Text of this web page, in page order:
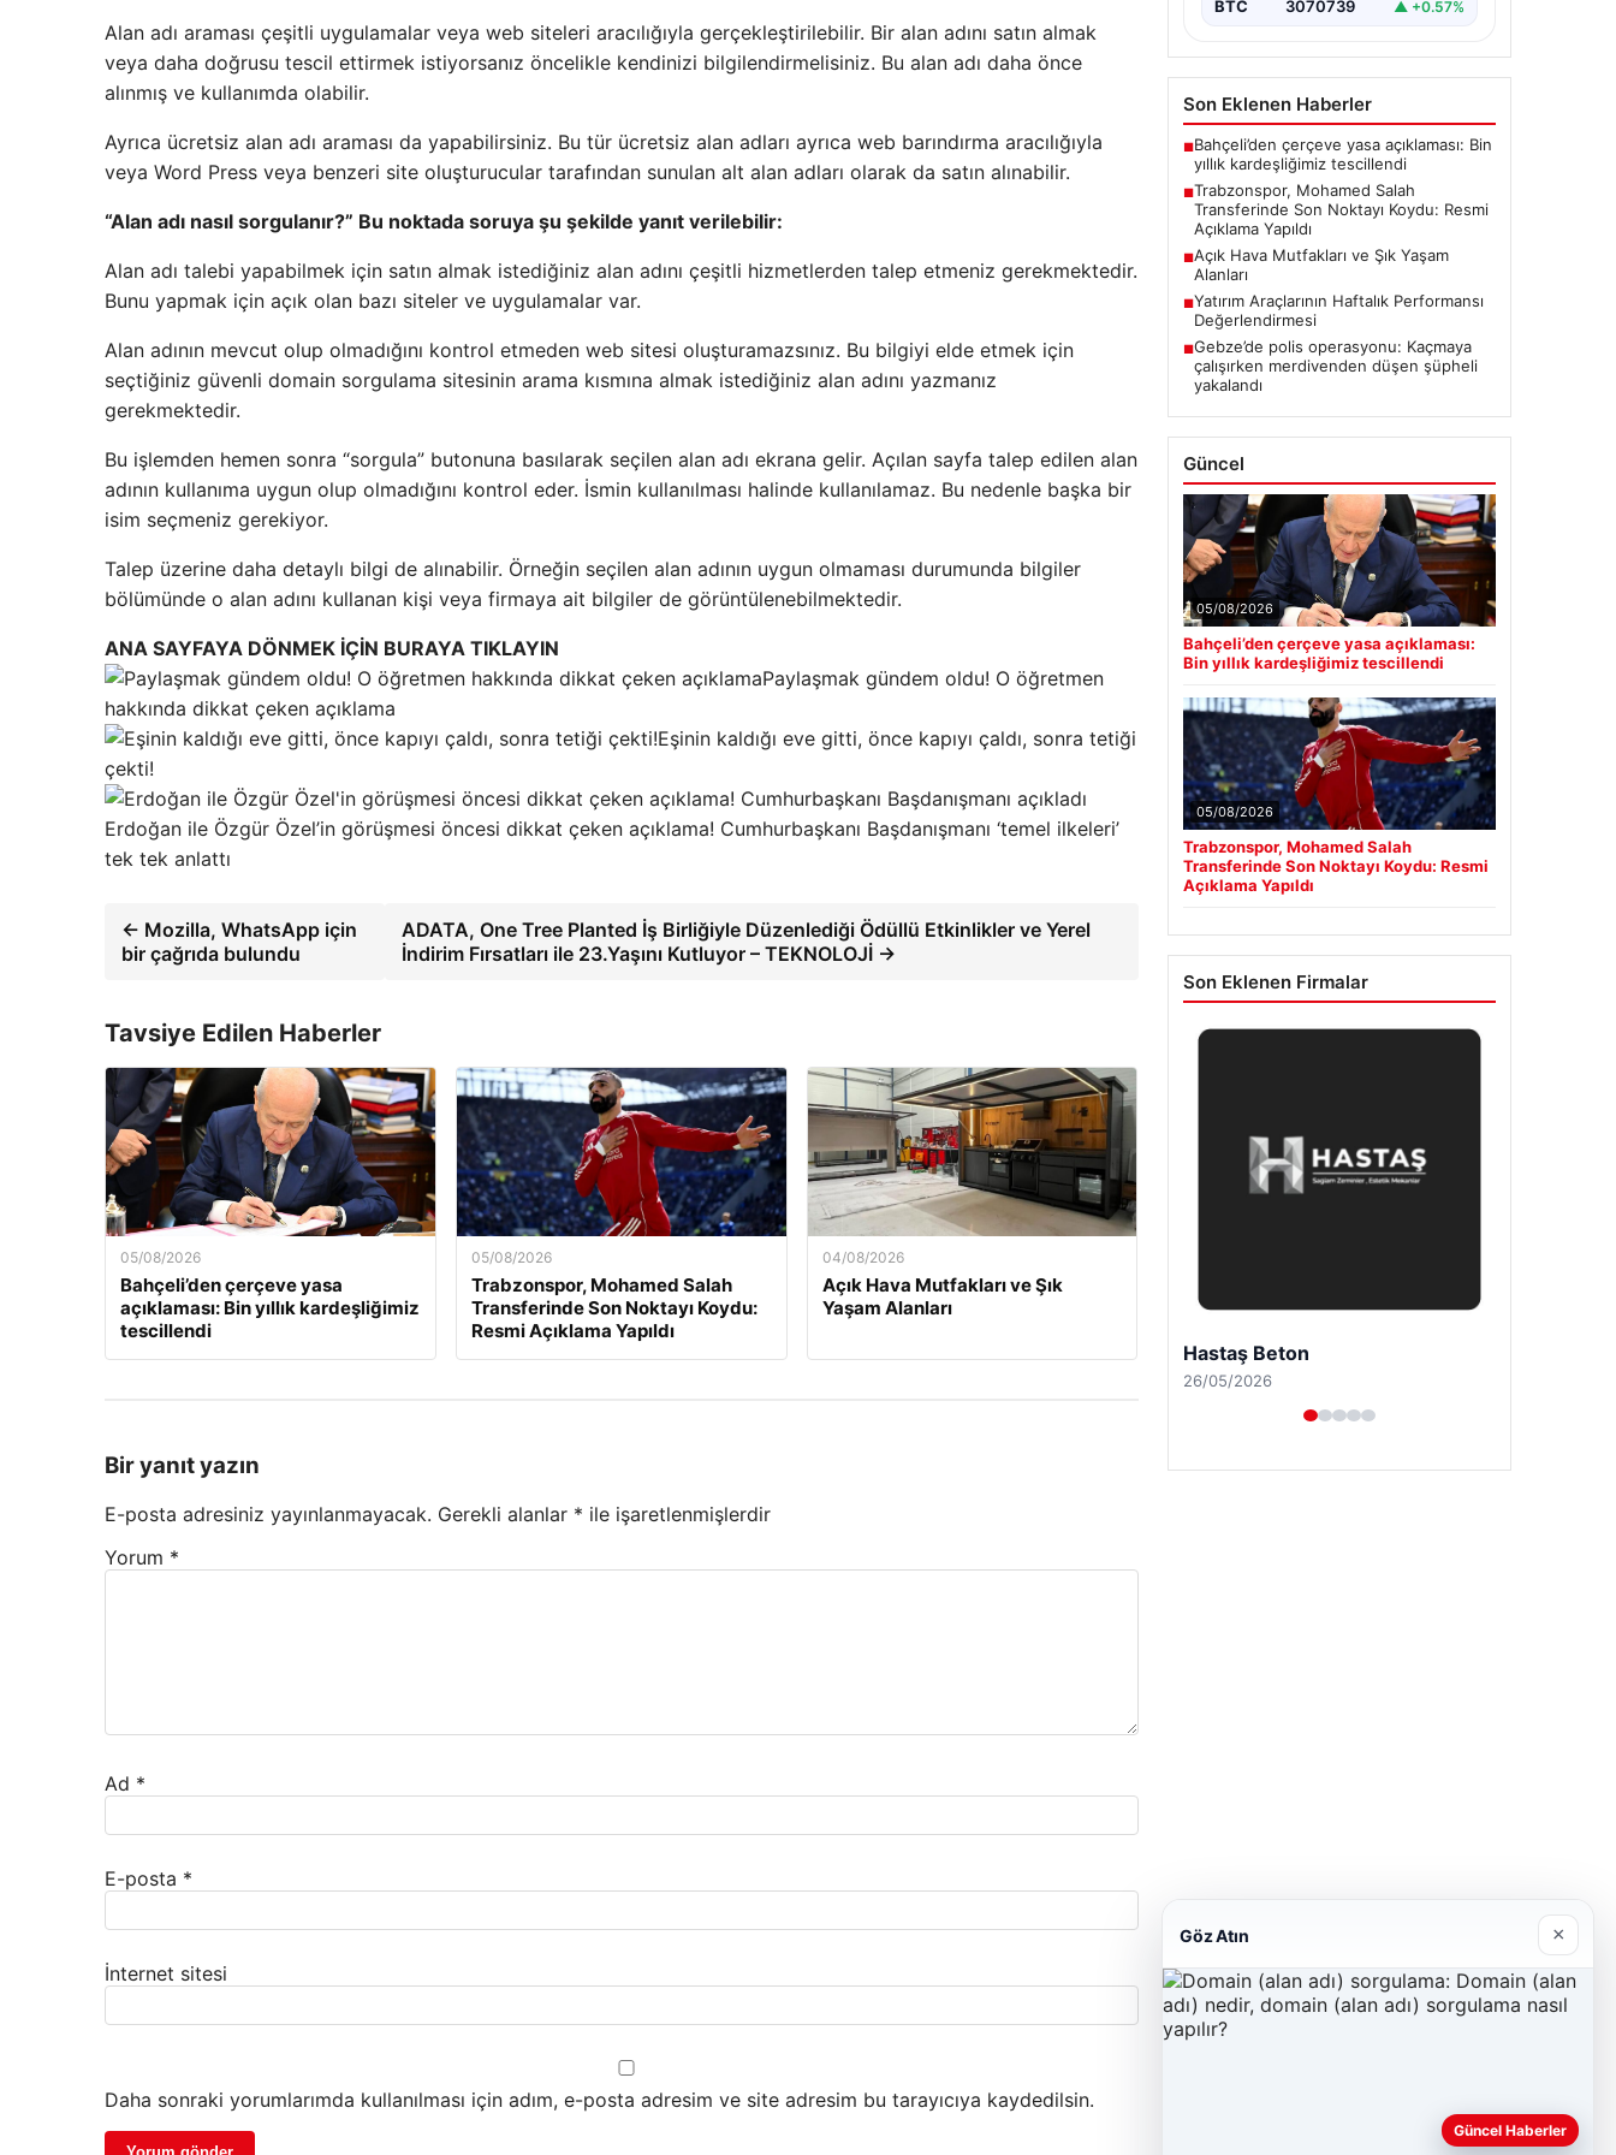
Alan adı araması çeşitli uygulamalar veya web siteleri aracılığıyla gerçekleştirilebilir. Bir alan adını satın almak
veya daha doğrusu tescil ettirmek istiyorsanız öncelikle kendinizi bilgilendirmelisiniz. Bu alan adı daha önce
alınmış ve kullanımda olabilir.
Ayrıca ücretsiz alan adı araması da yapabilirsiniz. Bu tür ücretsiz alan adları ayrıca web barındırma aracılığıyla
veya Word Press veya benzeri site oluşturucular tarafından sunulan alt alan adları olarak da satın alınabilir.
“Alan adı nasıl sorgulanır?” Bu noktada soruya şu şekilde yanıt verilebilir:
Alan adı talebi yapabilmek için satın almak istediğiniz alan adını çeşitli hizmetlerden talep etmeniz gerekmektedir.
Bunu yapmak için açık olan bazı siteler ve uygulamalar var.
Alan adının mevcut olup olmadığını kontrol etmeden web sitesi oluşturamazsınız. Bu bilgiyi elde etmek için
seçtiğiniz güvenli domain sorgulama sitesinin arama kısmına almak istediğiniz alan adını yazmanız
gerekmektedir.
Bu işlemden hemen sonra “sorgula” butonuna basılarak seçilen alan adı ekrana gelir. Açılan sayfa talep edilen alan
adının kullanıma uygun olup olmadığını kontrol eder. İsmin kullanılması halinde kullanılamaz. Bu nedenle başka bir
isim seçmeniz gerekiyor.
Talep üzerine daha detaylı bilgi de alınabilir. Örneğin seçilen alan adının uygun olmaması durumunda bilgiler
bölümünde o alan adını kullanan kişi veya firmaya ait bilgiler de görüntülenebilmektedir.
ANA SAYFAYA DÖNMEK İÇİN BURAYA TIKLAYIN
Paylaşmak gündem oldu! O öğretmen
hakkında dikkat çeken açıklama
Eşinin kaldığı eve gitti, önce kapıyı çaldı, sonra tetiği
çekti!
Erdoğan ile Özgür Özel’in görüşmesi öncesi dikkat çeken açıklama! Cumhurbaşkanı Başdanışmanı ‘temel ilkeleri’
tek tek anlattı
← Mozilla, WhatsApp için
bir çağrıda bulundu
ADATA, One Tree Planted İş Birliğiyle Düzenlediği Ödüllü Etkinlikler ve Yerel
İndirim Fırsatları ile 23.Yaşını Kutluyor – TEKNOLOJİ →
Tavsiye Edilen Haberler
05/08/2026
Bahçeli’den çerçeve yasa
açıklaması: Bin yıllık kardeşliğimiz
tescillendi
05/08/2026
Trabzonspor, Mohamed Salah
Transferinde Son Noktayı Koydu:
Resmi Açıklama Yapıldı
04/08/2026
Açık Hava Mutfakları ve Şık
Yaşam Alanları
Bir yanıt yazın
E-posta adresiniz yayınlanmayacak. Gerekli alanlar * ile işaretlenmişlerdir
Yorum *
Ad *
E-posta *
İnternet sitesi
Daha sonraki yorumlarımda kullanılması için adım, e-posta adresim ve site adresim bu tarayıcıya kaydedilsin.
BTC 3070739 ▲ +0.57%
Son Eklenen Haberler
■Bahçeli’den çerçeve yasa açıklaması: Bin
yıllık kardeşliğimiz tescillendi
■Trabzonspor, Mohamed Salah
Transferinde Son Noktayı Koydu: Resmi
Açıklama Yapıldı
■Açık Hava Mutfakları ve Şık Yaşam
Alanları
■Yatırım Araçlarının Haftalık Performansı
Değerlendirmesi
■Gebze’de polis operasyonu: Kaçmaya
çalışırken merdivenden düşen şüpheli
yakalandı
Güncel
05/08/2026
Bahçeli’den çerçeve yasa açıklaması:
Bin yıllık kardeşliğimiz tescillendi
05/08/2026
Trabzonspor, Mohamed Salah
Transferinde Son Noktayı Koydu: Resmi
Açıklama Yapıldı
Son Eklenen Firmalar
Prenses Night Club
29/04/2026
Göz Atın ×
Güncel Haberler